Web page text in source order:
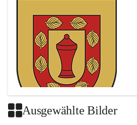
Ausgewählte Bilder